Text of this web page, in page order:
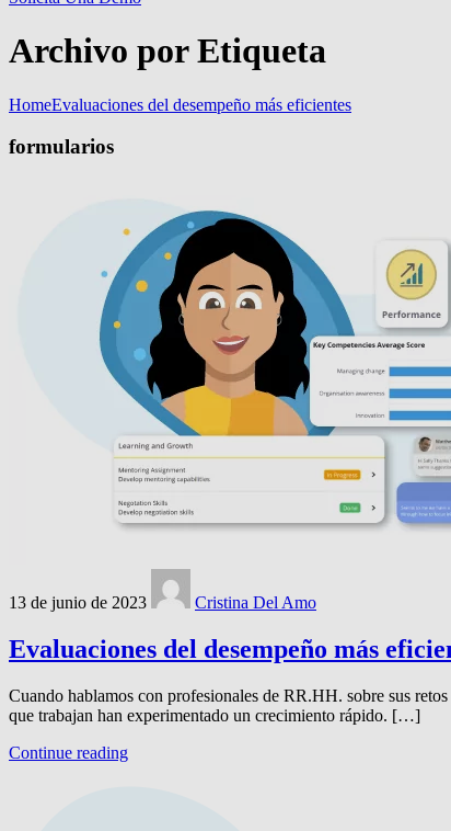
Archivo por Etiqueta
HomeEvaluaciones del desempeño más eficientes
formularios
13 de junio de 2023 Cristina Del Amo
Evaluaciones del desempeño más
Cuando hablamos con profesionales de RR.HH. sobre sus
que trabajan han experimentado un crecimiento rápido. […]
Continue reading